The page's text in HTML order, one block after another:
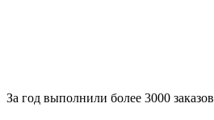
За год выполнили более 3000 заказов